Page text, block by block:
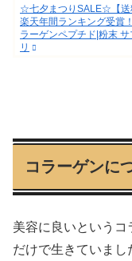
☆七夕まつりSALE☆【送
楽天年間ランキング受賞
ラーゲンペプチド|粉末
リ
コラーゲンに
美容に良いという
だけで生きていまし